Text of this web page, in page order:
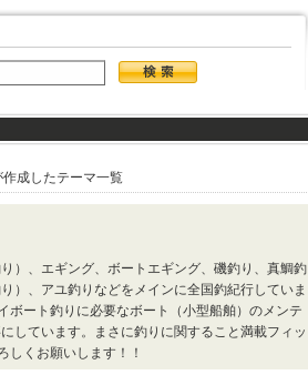
作成したテーマ一覧
）、エギング、ボートエギング、磯釣り、真鯛釣
）、アユ釣りなどをメインに全国釣紀行していま
ボート釣りに必要なボート（小型船舶）のメンテ
しています。まさに釣りに関すること満載フィッ
しくお願いします！！